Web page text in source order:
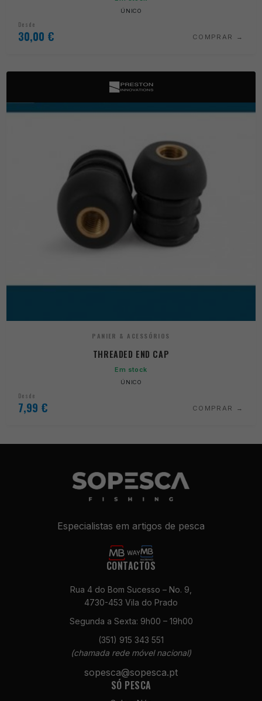
ÚNICO
Desde
30,00 € COMPRAR
PANIER & ACESSÓRIOS
THREADED END CAP
Em stock
ÚNICO
Desde
7,99 € COMPRAR
Especialistas em artigos de pesca
CONTACTOS
Rua 4 do Bom Sucesso – No. 9,
4730-453 Vila do Prado
Segunda a Sexta: 9h00 – 19h00
(351) 915 343 551
(chamada rede móvel nacional)
sopesca@sopesca.pt
SÓ PESCA